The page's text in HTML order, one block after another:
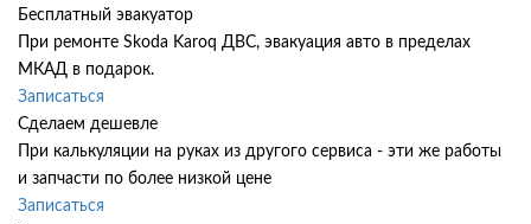
Бесплатный эвакуатор
При ремонте Skoda Karoq ДВС, эвакуация авто в пределах
МКАД в подарок.
Записаться
Сделаем дешевле
При калькуляции на руках из другого сервиса - эти же работы
и запчасти по более низкой цене
Записаться